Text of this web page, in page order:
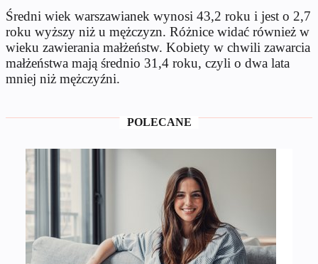
Średni wiek warszawianek wynosi 43,2 roku i jest o 2,7
roku wyższy niż u mężczyzn. Różnice widać również w
wieku zawierania małżeństw. Kobiety w chwili zawarcia
małżeństwa mają średnio 31,4 roku, czyli o dwa lata
mniej niż mężczyźni.
POLECANE